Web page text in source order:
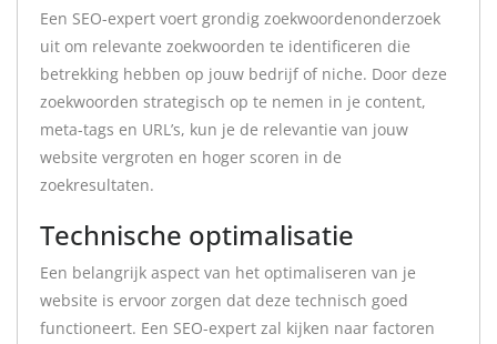
Een SEO-expert voert grondig zoekwoordenonderzoek
uit om relevante zoekwoorden te identificeren die
betrekking hebben op jouw bedrijf of niche. Door deze
zoekwoorden strategisch op te nemen in je content,
meta-tags en URL’s, kun je de relevantie van jouw
website vergroten en hoger scoren in de
zoekresultaten.
Technische optimalisatie
Een belangrijk aspect van het optimaliseren van je
website is ervoor zorgen dat deze technisch goed
functioneert. Een SEO-expert zal kijken naar factoren